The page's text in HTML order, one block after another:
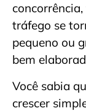
tráfego se
pequeno ou
bem
Você sabia
crescer